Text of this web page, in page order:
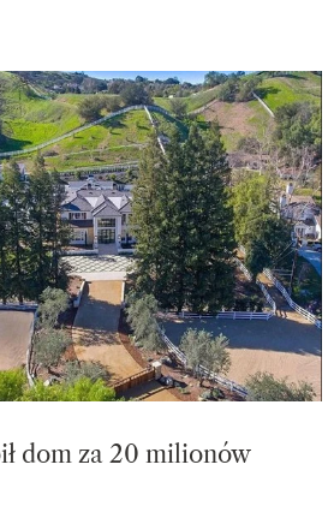
dom za 20 milionów